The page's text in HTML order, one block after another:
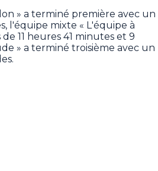
» a terminé première avec un
l'équipe mixte « L'équipe à
11 heures 41 minutes et 9
» a terminé troisième avec un